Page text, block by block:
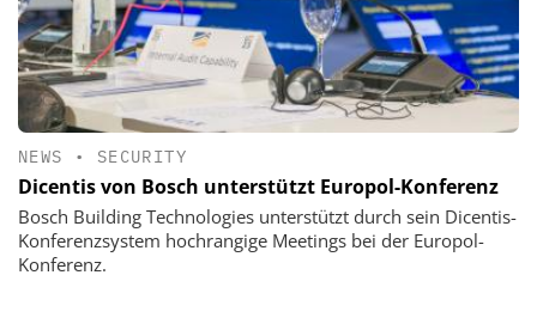
NEWS • SECURITY
Dicentis von Bosch unterstützt Europol-Konferenz
Bosch Building Technologies unterstützt durch sein Dicentis-
Konferenzsystem hochrangige Meetings bei der Europol-
Konferenz.